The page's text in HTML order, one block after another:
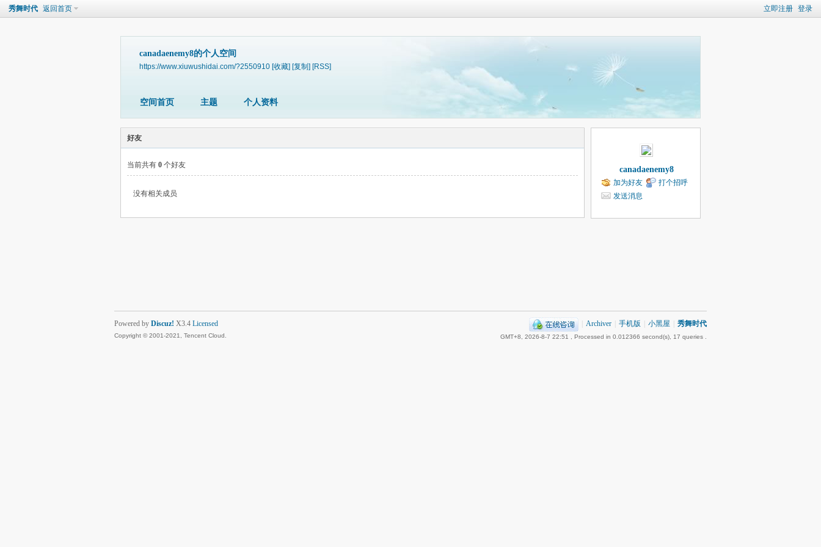
立即注册 登录
秀舞时代 返回首页
canadaenemy8的个人空间
https://www.xiuwushidai.com/?2550910 [收藏] [复制] [RSS]
空间首页 主题 个人资料
好友
当前共有 0 个好友
没有相关成员
canadaenemy8
加为好友
打个招呼
发送消息
Archiver 手机版 小黑屋 秀舞时代
GMT+8, 2026-8-7 22:51 , Processed in 0.012366 second(s), 17 queries .
Powered by Discuz! X3.4 Licensed
Copyright © 2001-2021, Tencent Cloud.